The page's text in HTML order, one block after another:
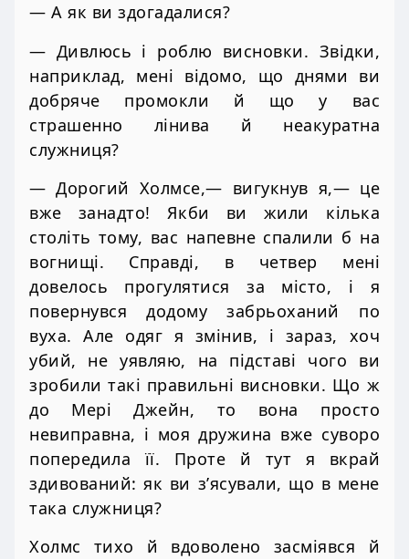
— А як ви здогадалися?
— Дивлюсь і роблю висновки. Звідки,
наприклад, мені відомо, що днями ви
добряче промокли й що у вас
страшенно лінива й неакуратна
служниця?
— Дорогий Холмсе,— вигукнув я,— це
вже занадто! Якби ви жили кілька
століть тому, вас напевне спалили б на
вогнищі. Справді, в четвер мені
довелось прогулятися за місто, і я
повернувся додому забрьоханий по
вуха. Але одяг я змінив, і зараз, хоч
убий, не уявляю, на підставі чого ви
зробили такі правильні висновки. Що ж
до Мері Джейн, то вона просто
невиправна, і моя дружина вже суворо
попередила її. Проте й тут я вкрай
здивований: як ви з’ясували, що в мене
така служниця?
Холмс тихо й вдоволено засміявся й